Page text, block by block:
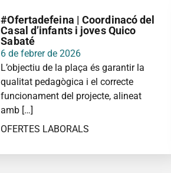
#Ofertadefeina | Coordinacó del
Casal d’infants i joves Quico
Sabaté
6 de febrer de 2026
L’objectiu de la plaça és garantir la
qualitat pedagògica i el correcte
funcionament del projecte, alineat
amb […]
OFERTES LABORALS